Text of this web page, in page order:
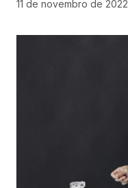
11 de novembro de 2022